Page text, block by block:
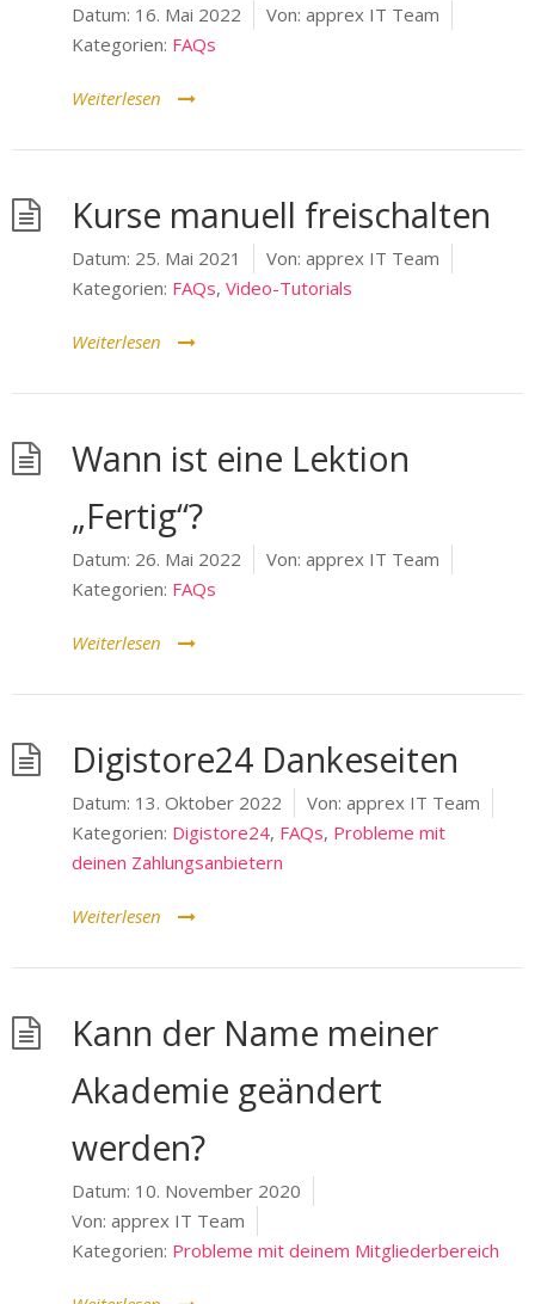
Datum: 16. Mai 2022 Von: apprex IT Team
Kategorien: FAQs
Weiterlesen
Kurse manuell freischalten
Datum: 25. Mai 2021 Von: apprex IT Team
Kategorien: FAQs, Video-Tutorials
Weiterlesen
Wann ist eine Lektion
„Fertig“?
Datum: 26. Mai 2022 Von: apprex IT Team
Kategorien: FAQs
Weiterlesen
Digistore24 Dankeseiten
Datum: 13. Oktober 2022 Von: apprex IT Team
Kategorien: Digistore24, FAQs, Probleme mit
deinen Zahlungsanbietern
Weiterlesen
Kann der Name meiner
Akademie geändert
werden?
Datum: 10. November 2020
Von: apprex IT Team
Kategorien: Probleme mit deinem Mitgliederbereich